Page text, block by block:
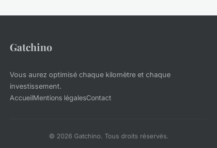
Gatchino
Vous aurez optimisé chaque kilomètre et chaque
investissement.
AccueilMentions légalesContact
© 2026 Gatchino. Tous droits réservés.